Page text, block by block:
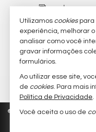
receba nosso
cadastre seu
imóveis
mapa de
trabalhe
© 2026 CRECI/ES 6.546-J
Utilizamos cookiespara
experiência, melhorar
analisar como você
gravar informações
formulários.
Ao utilizar esse site,
de cookies. Para mais
Política de Privacidade.
Você aceita o uso de